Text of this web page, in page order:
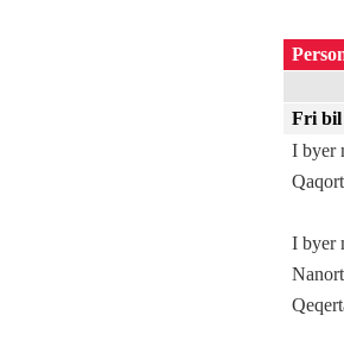
Fri bil
I byer
I byer